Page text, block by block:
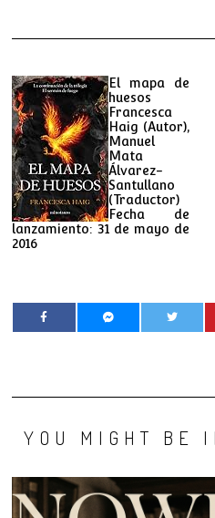
El mapa de
huesos
Francesca
Haig (Autor),
Manuel
Mata
Álvarez-
Santullano
(Traductor)
Fecha de
lanzamiento: 31 de mayo de
2016
YOU MIGHT BE